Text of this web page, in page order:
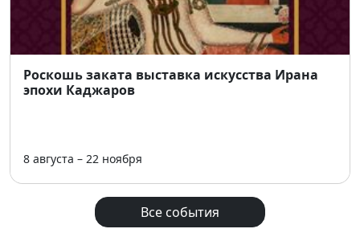
атмосфере высокого искусства. 🎤❤️🇷🇺
Роскошь заката выставка искусства Ирана
эпохи Каджаров
8 августа – 22 ноября
Все события